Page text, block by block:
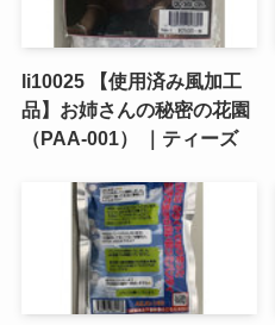
li10025 【使用済み風加工
品】お姉さんの秘密の花園
（PAA-001） ｜ティーズ